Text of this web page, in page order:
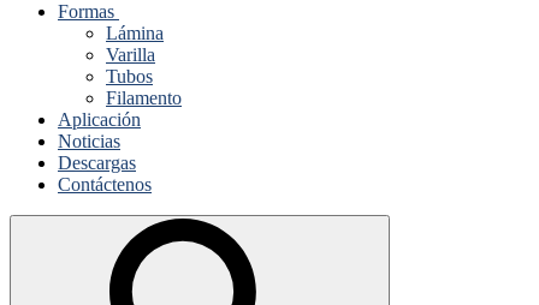
Formas
Lámina
Varilla
Tubos
Filamento
Aplicación
Noticias
Descargas
Contáctenos